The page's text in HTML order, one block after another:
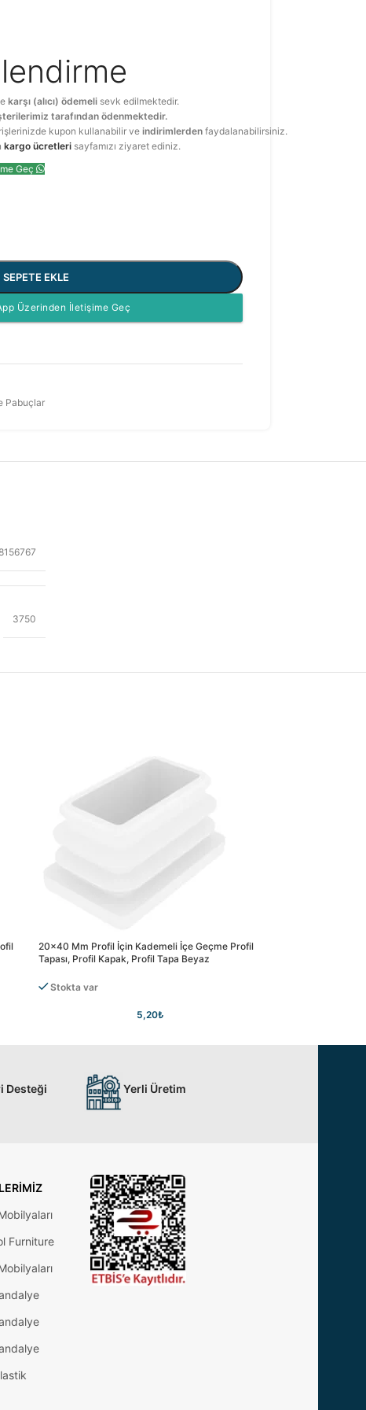
karşı (alıcı) ödemeli sevk edilmektedir.
tarafından ödenmektedir.
kupon kullanabilir veindirimlerden faydalanabilirsiniz.
kargo ücretleri sayfamızı ziyaret ediniz.
Geç
SEPETE EKLE
Üzerinden İletişime Geç
Pabuçlar
3750
20×40 Mm Profil İçin Kademeli İçe Geçme Profil
Tapası, Profil Kapak, Profil Tapa Beyaz
Stokta var
5,20₺
Desteği Yerli Üretim
Furniture